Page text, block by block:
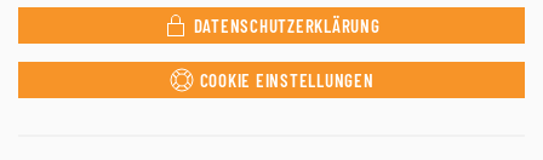
DATENSCHUTZERKLÄRUNG
COOKIE EINSTELLUNGEN